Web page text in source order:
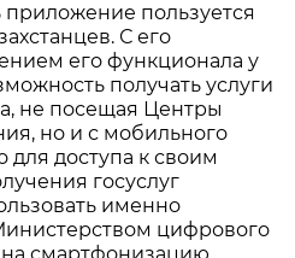
пользуется
С его
его функционала у
получать услуги
не посещая Центры
но и с мобильного
для доступа к своим
госуслуг
именно
цифрового